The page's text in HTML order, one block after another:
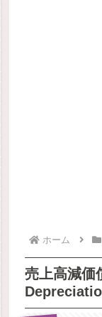
ホーム
売上高減価